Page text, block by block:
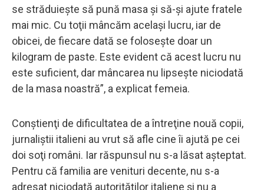
se străduieşte să pună masa şi să-şi ajute fratele
mai mic. Cu toţii mâncăm acelaşi lucru, iar de
obicei, de fiecare dată se foloseşte doar un
kilogram de paste. Este evident că acest lucru nu
este suficient, dar mâncarea nu lipseşte niciodată
de la masa noastră”, a explicat femeia.
Conştienţi de dificultatea de a întreţine nouă copii,
jurnaliştii italieni au vrut să afle cine îi ajută pe cei
doi soţi români. Iar răspunsul nu s-a lăsat aşteptat.
Pentru că familia are venituri decente, nu s-a
adresat niciodată autorităţilor italiene şi nu a